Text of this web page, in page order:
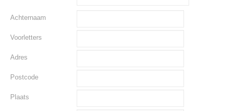
Achternaam
Voorletters
Adres
Postcode
Plaats